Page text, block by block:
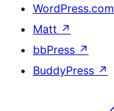
WordPress.com
Matt ↗
bbPress ↗
BuddyPress ↗